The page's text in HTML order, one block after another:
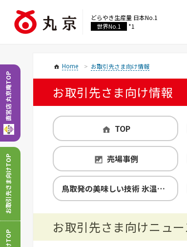
どらやき生産量日本No.1
世界No.1
*1
Home お取引先さま向け情報
お取引先さま向け情報
TOP
売場事例
鳥取発の美味しい技術 氷温熟成製法
お取引先さま向けニュー
直営店 丸京庵TOP
お取引先さま向けTOP